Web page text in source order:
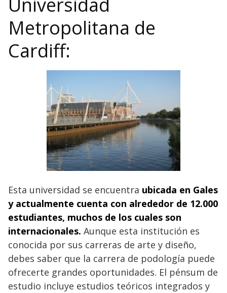
Universidad
Metropolitana de
Cardiff:
Esta universidad se encuentra ubicada en Gales
y actualmente cuenta con alrededor de 12.000
estudiantes, muchos de los cuales son
internacionales. Aunque esta institución es
conocida por sus carreras de arte y diseño,
debes saber que la carrera de podología puede
ofrecerte grandes oportunidades. El pénsum de
estudio incluye estudios teóricos integrados y